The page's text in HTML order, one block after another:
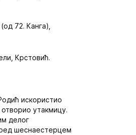
72. Канга),
Крстовић.
искористио
утакмицу.
делог
шеснаестерцем